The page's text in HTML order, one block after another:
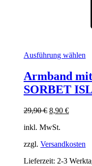
Ausführung wählen
Armband
SORBET
29,90€ Ursprünglicher
war:
8,90 €
inkl. MwSt.
zzgl. Versandkosten
Lieferzeit: 2-3